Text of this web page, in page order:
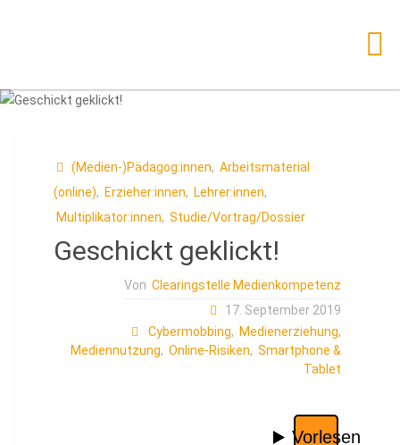
(Medien-)Pädagog:innen, Arbeitsmaterial
(online), Erzieher:innen, Lehrer:innen,
Multiplikator:innen, Studie/Vortrag/Dossier
Geschickt geklickt!
Von Clearingstelle Medienkompetenz
17. September 2019
Cybermobbing, Medienerziehung,
Mediennutzung, Online-Risiken, Smartphone &
Tablet